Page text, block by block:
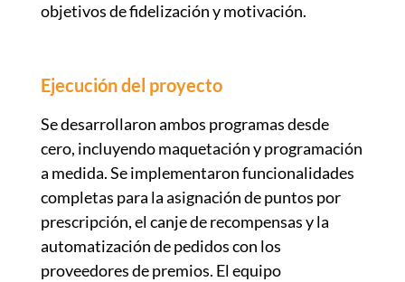
objetivos de fidelización y motivación.
Ejecución del proyecto
Se desarrollaron ambos programas desde
cero, incluyendo maquetación y programación
a medida. Se implementaron funcionalidades
completas para la asignación de puntos por
prescripción, el canje de recompensas y la
automatización de pedidos con los
proveedores de premios. El equipo